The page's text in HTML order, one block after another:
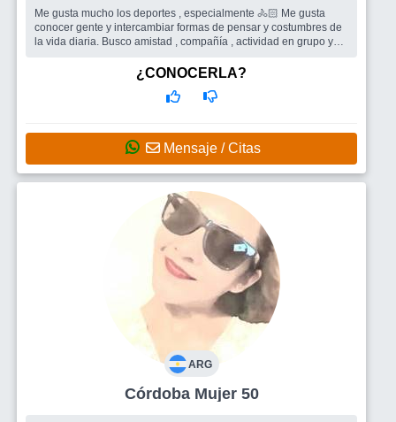
Me gusta mucho los deportes , especialmente 🚴🏻 Me gusta
conocer gente y intercambiar formas de pensar y costumbres de
la vida diaria. Busco amistad , compañía , actividad en grupo y
Amigos , grupos de amigos
¿CONOCERLA?
Mensaje / Citas
ARG
Córdoba Mujer 50